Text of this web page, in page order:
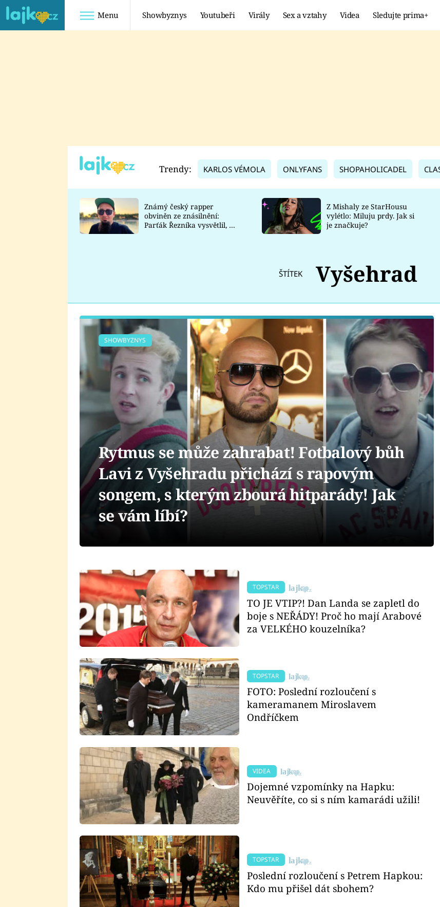
Menu Showbyznys Youtubeři Virály Sex a vztahy Videa Sledujte prima+
TADEÁŠ KUBĚNKA
DATEL
Trendy: KARLOS VÉMOLA ONLYFANS SHOPAHOLICADEL
Známý český rapper
obviněn ze znásilnění:
Parťák Řezníka vysvětlil, co
Z Mishaly ze StarHousu
vylétlo: Miluju prdy. Jak si
je značkuje?
ŠTÍTEK Vyšehrad
SHOWBYZNYS
Rytmus se může zahrabat! Fotbalový bůh
Lavi z Vyšehradu přichází s rapovým
songem, s kterým zbourá hitparády! Jak
se vám líbí?
TOPSTAR
TO JE VTIP?! Dan Landa se zapletl do
boje s NEŘÁDY! Proč ho mají Arabové
za VELKÉHO kouzelníka?
TOPSTAR
FOTO: Poslední rozloučení s
kameramanem Miroslavem
Ondříčkem
VIDEA
Dojemné vzpomínky na Hapku:
Neuvěříte, co si s ním kamarádi užili!
TOPSTAR
Poslední rozloučení s Petrem Hapkou:
Kdo mu přišel dát sbohem?